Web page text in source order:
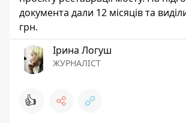
документа дали 12 місяців та
грн.
Ірина Логуш
ЖУРНАЛІСТ
👍